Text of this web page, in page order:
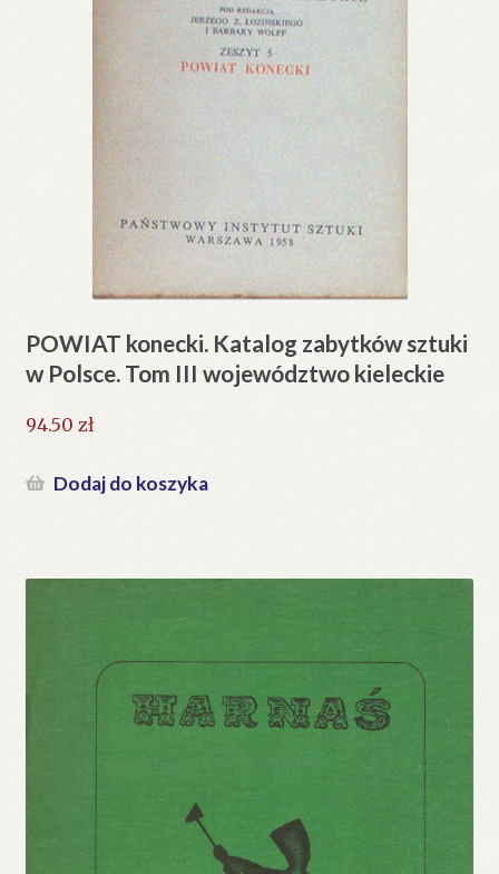
POWIAT konecki. Katalog zabytków sztuki
w Polsce. Tom III województwo kieleckie
94.50 zł
Dodaj do koszyka